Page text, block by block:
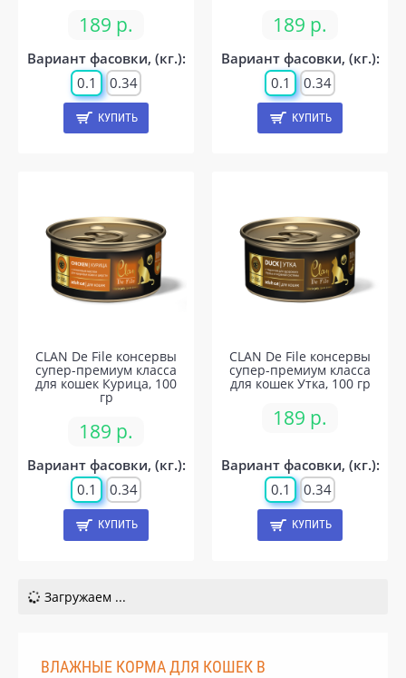
189 р.
Вариант фасовки, (кг.):
0.1
0.34
КУПИТЬ
189 р.
Вариант фасовки, (кг.):
0.1
0.34
КУПИТЬ
CLAN De File консервы
супер-премиум класса
для кошек Курица, 100
гр
189 р.
Вариант фасовки, (кг.):
0.1
0.34
КУПИТЬ
CLAN De File консервы
супер-премиум класса
для кошек Утка, 100 гр
189 р.
Вариант фасовки, (кг.):
0.1
0.34
КУПИТЬ
Загружаем ...
ВЛАЖНЫЕ КОРМА ДЛЯ КОШЕК В